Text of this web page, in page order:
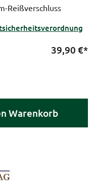
Reißverschluss
39,90 €*
Warenkorb